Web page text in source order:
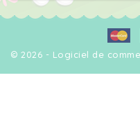
© 2026 - Logiciel de